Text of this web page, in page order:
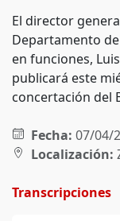
El director
Departamento
en funciones,
publicará este
concertación del
Fecha: 07/04/
Localización:
Transcripciones